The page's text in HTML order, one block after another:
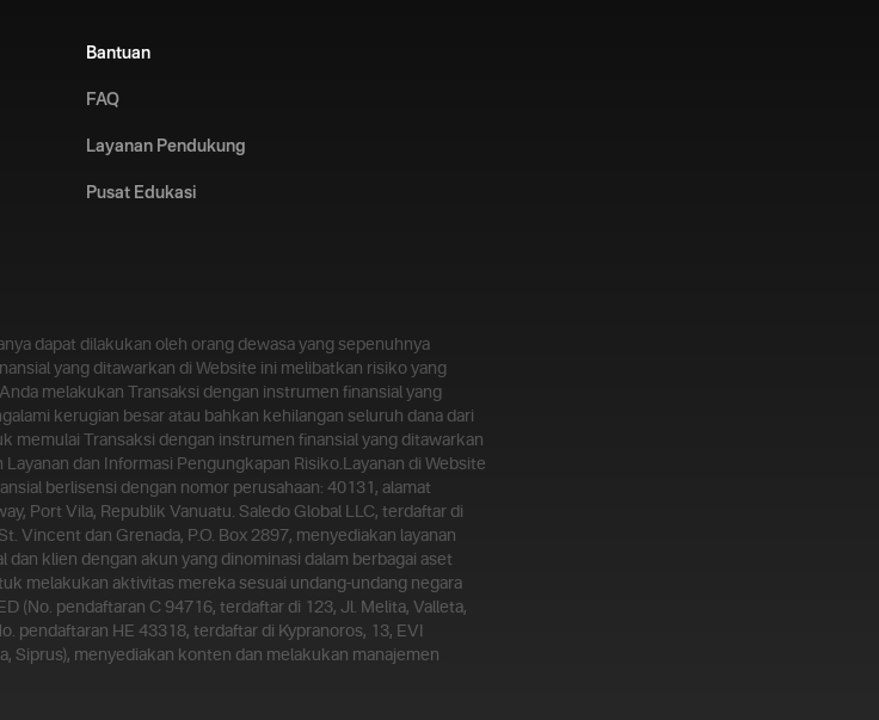
Bantuan
FAQ
Layanan Pendukung
Pusat Edukasi
dapat dilakukan oleh orang dewasa yang sepenuhnya
yang ditawarkan di Website ini melibatkan risiko yang
melakukan Transaksi dengan instrumen finansial yang
kerugian besar atau bahkan kehilangan seluruh dana dari
memulai Transaksi dengan instrumen finansial yang ditawarkan
dan Informasi Pengungkapan Risiko. Layanan di Website
berlisensi dengan nomor perusahaan: 40131, alamat
Port Vila, Republik Vanuatu. Saledo Global LLC, terdaftar di
Vincent dan Grenada, P.O. Box 2897, menyediakan layanan
klien dengan akun yang dinominasi dalam berbagai aset
melakukan aktivitas mereka sesuai undang-undang negara
(No. pendaftaran C 94716, terdaftar di 123, Jl. Melita, Valleta,
pendaftaran HE 43318, terdaftar di Kypranoros, 13, EVI
Siprus), menyediakan konten dan melakukan manajemen